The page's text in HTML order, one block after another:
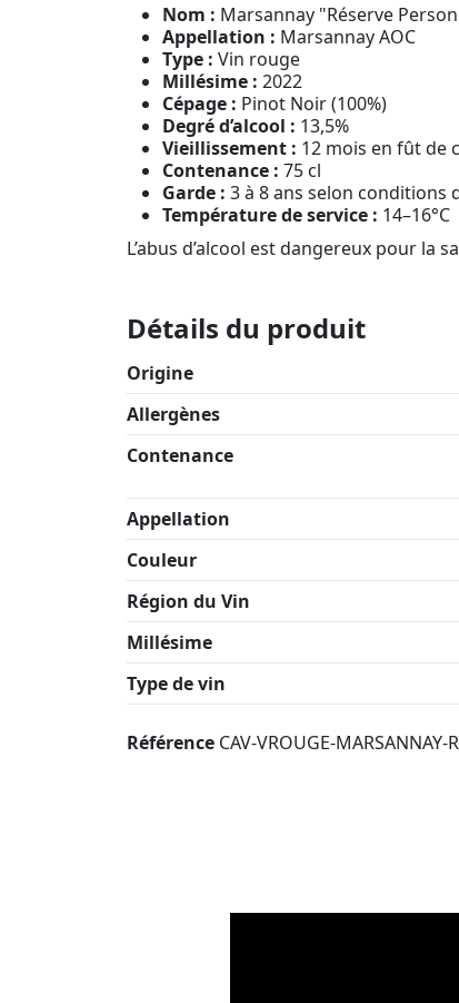
Nom : Marsannay "Réserve
Appellation : Marsannay AOC
Type : Vin rouge
Millésime : 2022
Cépage : Pinot Noir (100%)
Degré d’alcool : 13,5%
Vieillissement : 12 mois en fût de
Contenance : 75 cl
Garde : 3 à 8 ans selon conditions
Température de service : 14–16°C
L’abus d’alcool est dangereux pour la
Détails du produit
Origine
Allergènes
Contenance
Appellation
Couleur
Région du Vin
Millésime
Type de vin
Référence CAV-VROUGE-MARSANNAY-